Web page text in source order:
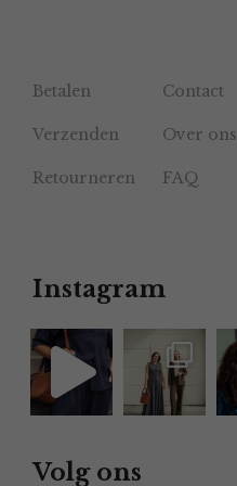
Betalen Contact
Verzenden Over ons
Retourneren FAQ
Instagram
Volg ons